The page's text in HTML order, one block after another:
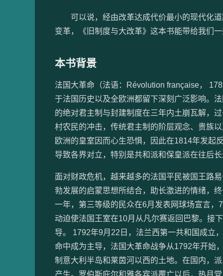
可以说，经由改革达成代价最小的现代化道
变革，《旧制度与大改革》这本书能带给我们
本书背景
法国大革命（法语：Révolution française，
于法国历史以及全欧洲都留下深刻广泛影响。
的绝对君主制与封建制度在三年内土崩瓦解，
村农民的冲击，传统君主制的阶层观念、贵族
欧洲的皇室因而心生恐惧，因此在1814年发起
导致各界对立，特别是共和派和保皇派在往后
面对财政危机，越来越多的法国平民被国王路
勃发展的启蒙思想所结合，助长激进的情绪，
一年，第三等级的民众在6月发表网球场宣言
动迫使法国王室在10月从凡尔赛返回巴黎。接
导。 1792年9月22日，法兰西第一共和国成立
命中成为主导，法国大革命战争从1792年开始
制意大利半岛和莱茵河以西的土地。在国内，
产生。罗伯斯庇尔和雅各宾派覆亡以后，热月